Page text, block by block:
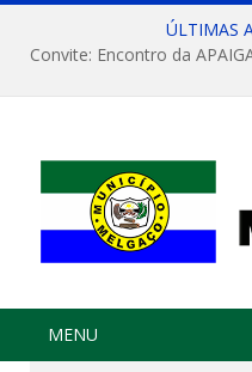
ÚLTIMAS
MENU